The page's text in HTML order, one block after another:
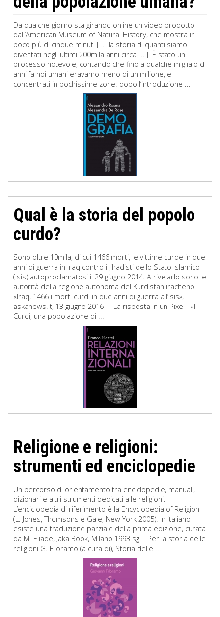
Da qualche giorno sta girando online un video prodotto
dall’American Museum of Natural History, che mostra in
poco più di cinque minuti […] la storia di quanti siamo
diventati negli ultimi 200mila anni circa […]. È stato un
processo notevole, contando che fino a qualche migliaio di
anni fa noi umani eravamo meno di un milione, e
concentrati in pochissime zone: dopo l’introduzione ...
Qual è la storia del popolo
curdo?
Sono oltre 10mila, di cui 1466 morti, le vittime curde in due
anni di guerra in Iraq contro i jihadisti dello Stato Islamico
(Isis) autoproclamatosi il 29 giugno 2014. A rivelarlo sono le
autorità della regione autonoma del Kurdistan iracheno.
«Iraq, 1466 i morti curdi in due anni di guerra all’Isis»,
askanews.it, 13 giugno 2016 La risposta in un Pixel «I
Curdi, una popolazione di ...
Religione e religioni:
strumenti ed enciclopedie
Un percorso di orientamento tra enciclopedie, manuali,
dizionari e altri strumenti dedicati alle religioni.
L’enciclopedia di riferimento è la Encyclopedia of Religion
(L. Jones, Thomsons e Gale, New York 2005). In italiano
esiste una traduzione parziale della prima edizione, curata
da M. Eliade, Jaka Book, Milano 1993 sg. Per la storia delle
religioni G. Filoramo (a cura di), Storia delle ...